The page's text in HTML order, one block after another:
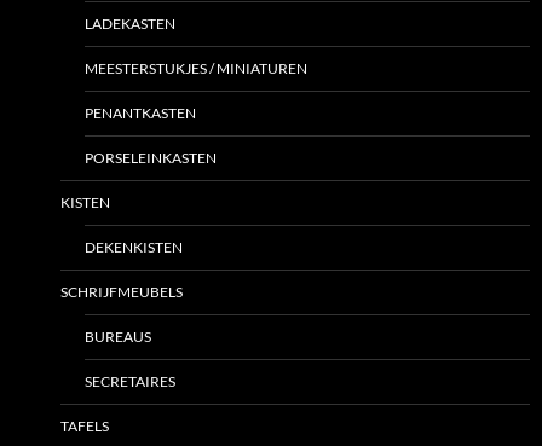
LADEKASTEN
MEESTERSTUKJES / MINIATUREN
PENANTKASTEN
PORSELEINKASTEN
KISTEN
DEKENKISTEN
SCHRIJFMEUBELS
BUREAUS
SECRETAIRES
TAFELS